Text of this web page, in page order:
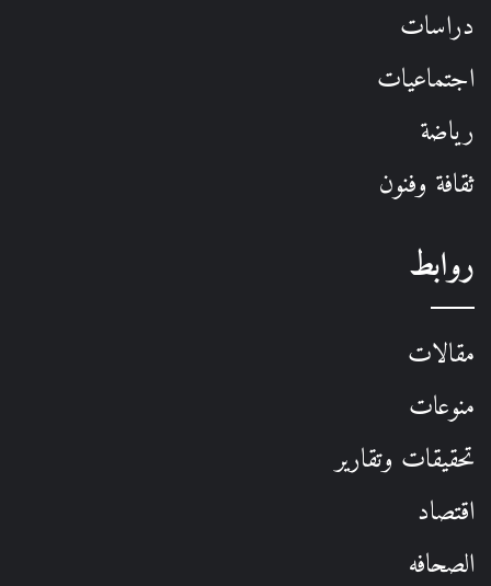
دراسات
اجتماعيات
رياضة
ثقافة وفنون
روابط
مقالات
منوعات
تحقيقات وتقارير
اقتصاد
الصحافه